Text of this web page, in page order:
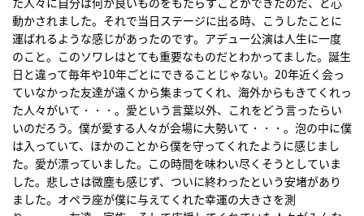
動かされました。それで当日ステージに出る時、こうしたことに
運ばれるような感じがあったのです。アデュー公演は人生に一度
のこと。このソワレはとても重要なものだとわかってました。誕生
日と違って毎年や10年ごとにできることじゃない。20年近く会っ
ていなかった友達が遠くから集まってくれ、海外からもきてくれっ
た人々がいて・・・。愛という言葉以外、これをどう言ったらい
いのだろう。僕が愛する人々が会場に大勢いて・・・。泡の中に僕
は入っていて、ほかのことから僕を守ってくれたように感じまし
た。愛が漂っていました。この時間を味わい尽くそうとしていま
した。悲しさは微塵も感じず、ついに終わったという安堵があり
ました。オペラ座が僕に与えてくれた幸運の大きさを測